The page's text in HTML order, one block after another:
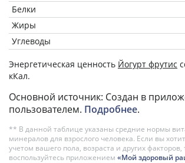
Белки
Жиры
Углеводы
Энергетическая ценность Йогурт фрутис
кКал.
Основной источник: Создан в
пользователем. Подробнее.
** В данной таблице указаны средние нормы
минералов для взрослого человека. Если вы
учетом вашего пола, возраста и других факторов,
воспользуйтесь приложением «Мой здоровый